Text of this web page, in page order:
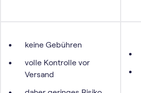
keine Gebühren
volle Kontrolle vor
Versand